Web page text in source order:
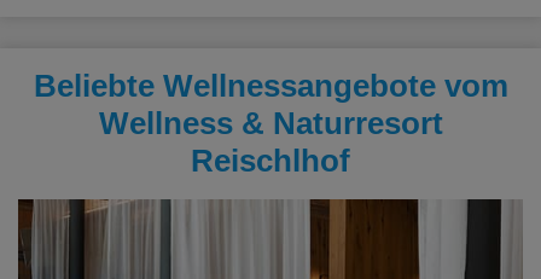
Beliebte Wellnessangebote vom
Wellness & Naturresort
Reischlhof